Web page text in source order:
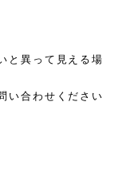
と異って見える場
い合わせください